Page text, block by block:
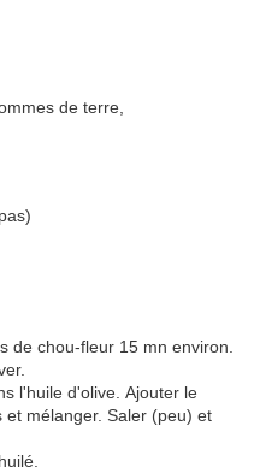
de terre,
de chou-fleur 15 mn environ.
l'huile d'olive. Ajouter le
mélanger. Saler (peu) et